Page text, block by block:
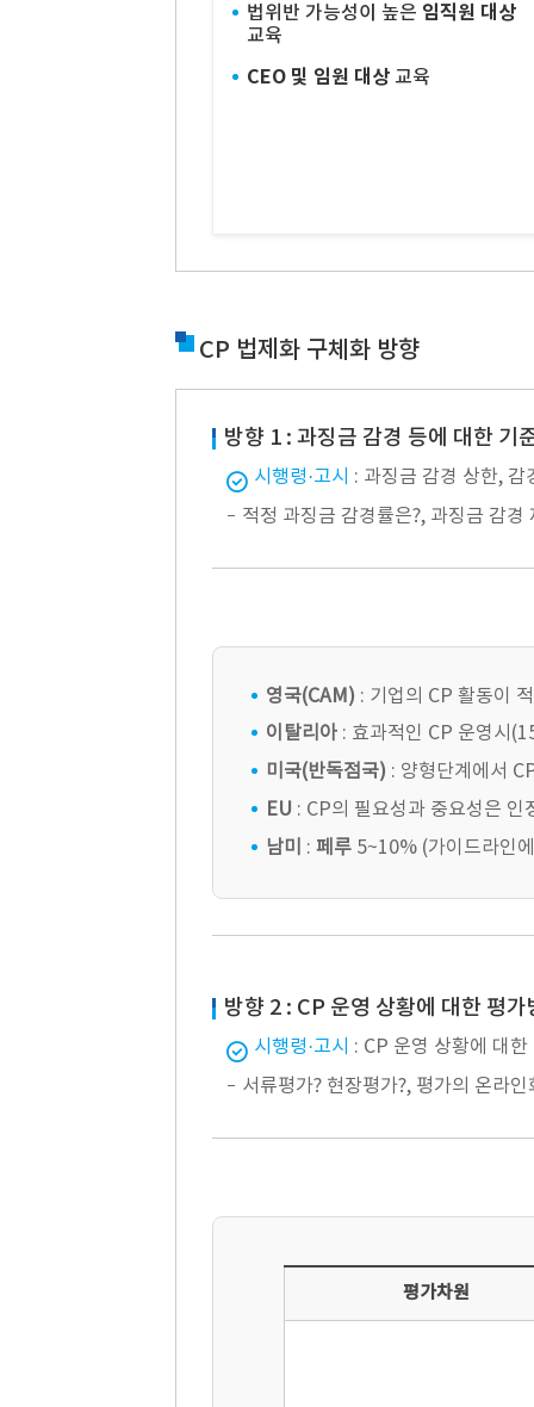
법위반 가능성이 높은 임직원 대상
교육
CEO 및 임원 대상 교육
CP 법제화 구체화 방향
방향 1 : 과징금 감경 등에 대한 기
시행령·고시 : 과징금 감경 상한,
적정 과징금 감경률은?, 과징금 감
영국(CAM) : 기업의 CP 활동이
이탈리아 : 효과적인 CP 운영시
미국(반독점국) : 양형단계에서
EU : CP의 필요성과 중요성은
남미
:페루 5~10% (가이드라인
방향 2 : CP 운영 상황에 대한 평
시행령·고시 : CP 운영 상황에 대
서류평가? 현장평가?, 평가의 온라
평가차원